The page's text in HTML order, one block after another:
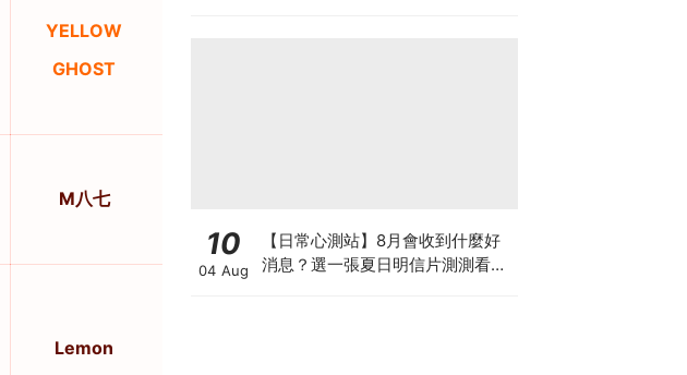
YELLOW
GHOST
M八七
Lemon
10
04 Aug
【日常心測站】8月會收到什麼好
消息？選一張夏日明信片測測看，